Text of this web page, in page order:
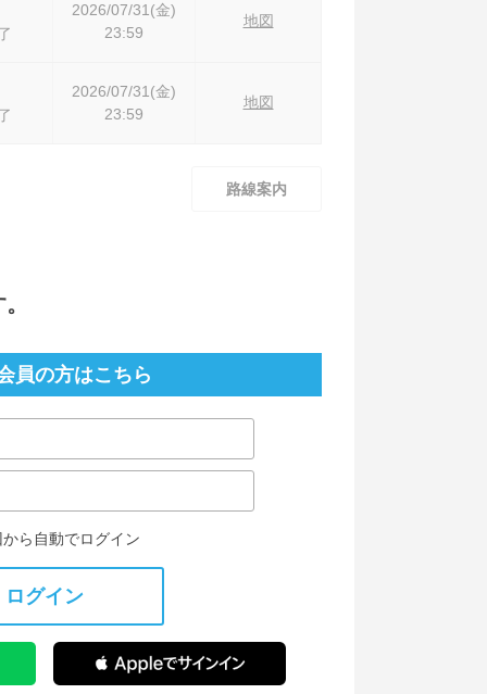
2026/07/31(金)
23:59
地図
2026/07/31(金)
23:59
地図
路線案内
員の方はこちら
ら自動でログイン
ログイン